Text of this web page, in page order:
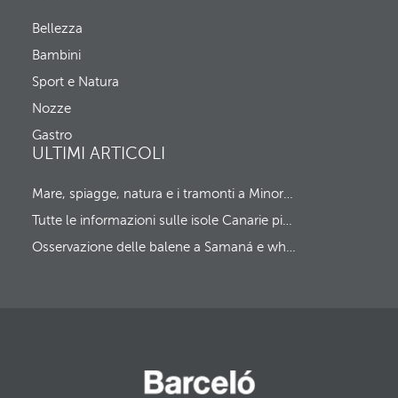
f
o
u
t
o
t
h
f
r
s
n
C
h
e
c
-
o
t
Bellezza
Bambini
Sport e Natura
Nozze
Gastro
ULTIMI ARTICOLI
Mare, spiagge, natura e i tramonti a Minorca più spettacolari
Tutte le informazioni sulle isole Canarie più curiose e singolari